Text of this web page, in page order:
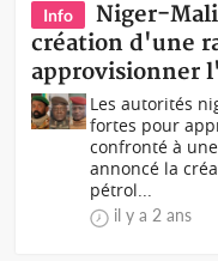
Info
Niger-
création d'une
approvisionner
Les autorités
fortes pour
confronté à
annoncé la
pétrol...
il y a 2 ans